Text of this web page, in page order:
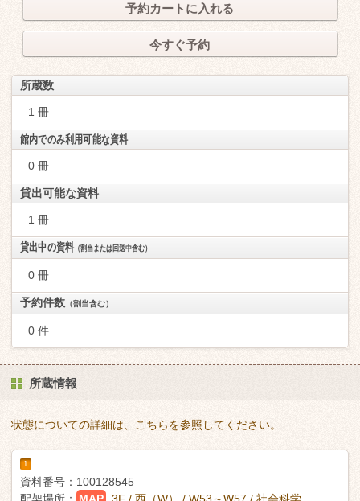
予約カートに入れる
今すぐ予約
所蔵数
1 冊
館内でのみ利用可能な資料
0 冊
貸出可能な資料
1 冊
貸出中の資料（割当または回送中含む）
0 冊
予約件数 （割当含む）
0 件
所蔵情報
状態についての詳細は、こちらを参照してください。
1
資料番号： 100128545
配架場所：
MAP 3F / 西（W） / W53～W57 / 社会科学